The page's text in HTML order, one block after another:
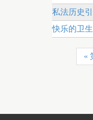
私法历史
快乐的卫
«